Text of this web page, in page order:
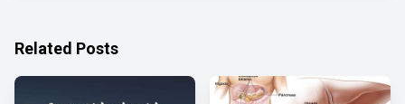
Related Posts